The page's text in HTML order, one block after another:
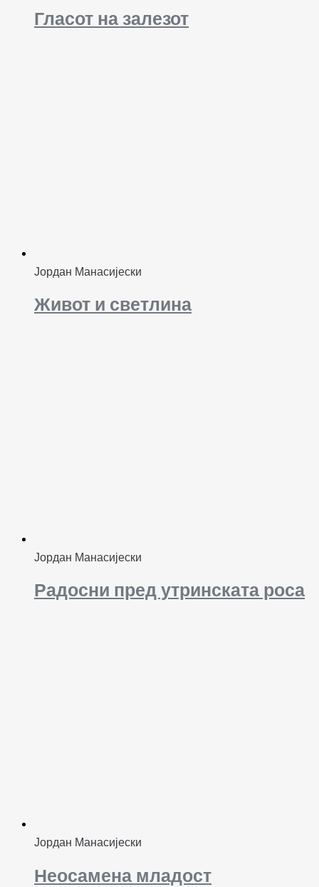
Гласот на залезот
Јордан Манасијески
Живот и светлина
Јордан Манасијески
Радосни пред утринската роса
Јордан Манасијески
Неосамена младост